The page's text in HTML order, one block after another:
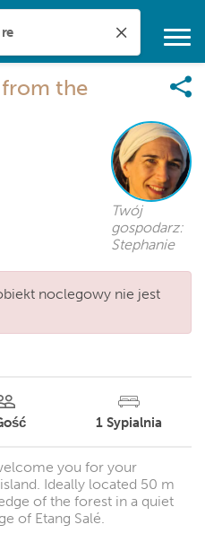
the
Twój
gospodarz:
Stephanie
noclegowy nie jest
1 Sypialnia
you for your
Ideally located 50 m
of the forest in a quiet
of Etang Salé.